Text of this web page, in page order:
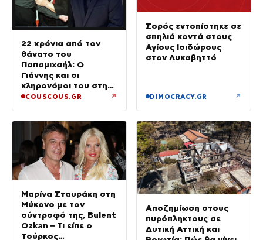
22 χρόνια από τον
θάνατο του
Παπαμιχαήλ: Ο
Γιάννης και οι
κληρονόμοι του στη
διαθήκη
COUSCOUS.GR ↗
Σορός εντοπίστηκε σε
σπηλιά κοντά στους
Αγίους Ισιδώρους
στον Λυκαβηττό
DIMOCRACY.GR ↗
Μαρίνα Σταυράκη στη
Μύκονο με τον
σύντροφό της, Bulent
Ozkan – Τι είπε ο
Τούρκος
Αποζημίωση στους
πυρόπληκτους σε
Δυτική Αττική και